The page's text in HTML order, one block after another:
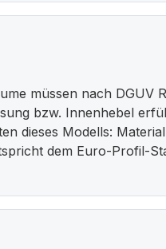
müssen nach DGUV
bzw. Innenhebel
dieses Modells:
dem Euro-Profil-